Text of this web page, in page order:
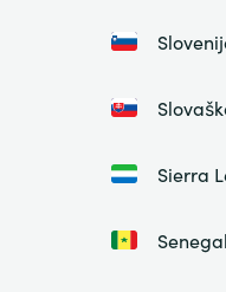
Sierra
Senegal